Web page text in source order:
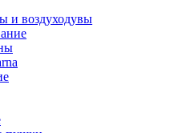
и воздуходувы